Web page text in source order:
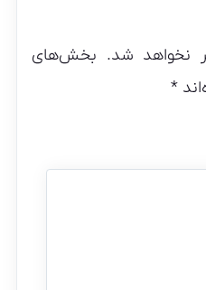
نخواهد شد. بخش‌های
*